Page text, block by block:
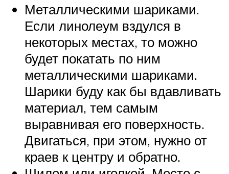
Металлическими шариками.
Если линолеум вздулся в
некоторых местах, то можно
будет покатать по ним
металлическими шариками.
Шарики буду как бы вдавливать
материал, тем самым
выравнивая его поверхность.
Двигаться, при этом, нужно от
краев к центру и обратно.